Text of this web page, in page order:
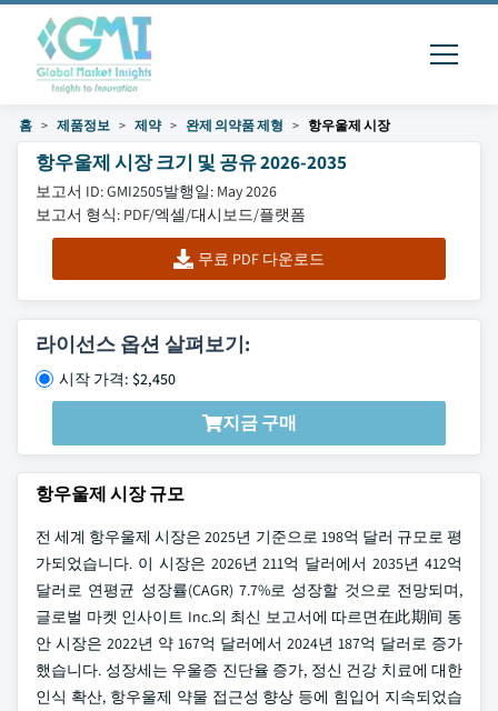
홈 제품정보 제약 완제 의약품 제형 항우울제 시장
항우울제 시장 크기 및 공유 2026-2035
보고서 ID: GMI2505발행일: May 2026
보고서 형식: PDF/엑셀/대시보드/플랫폼
무료 PDF 다운로드
라이선스 옵션 살펴보기:
시작 가격: $2,450
지금 구매
항우울제 시장 규모
전 세계 항우울제 시장은 2025년 기준으로 198억 달러 규모로 평
가되었습니다. 이 시장은 2026년 211억 달러에서 2035년 412억
달러로 연평균 성장률(CAGR) 7.7%로 성장할 것으로 전망되며,
글로벌 마켓 인사이트 Inc.의 최신 보고서에 따르면在此期间 동
안 시장은 2022년 약 167억 달러에서 2024년 187억 달러로 증가
했습니다. 성장세는 우울증 진단율 증가, 정신 건강 치료에 대한
인식 확산, 항우울제 약물 접근성 향상 등에 힘입어 지속되었습